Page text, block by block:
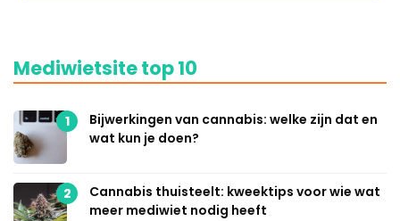
Mediwietsite top 10
1
Bijwerkingen van cannabis: welke zijn dat en
wat kun je doen?
2
Cannabis thuisteelt: kweektips voor wie wat
meer mediwiet nodig heeft